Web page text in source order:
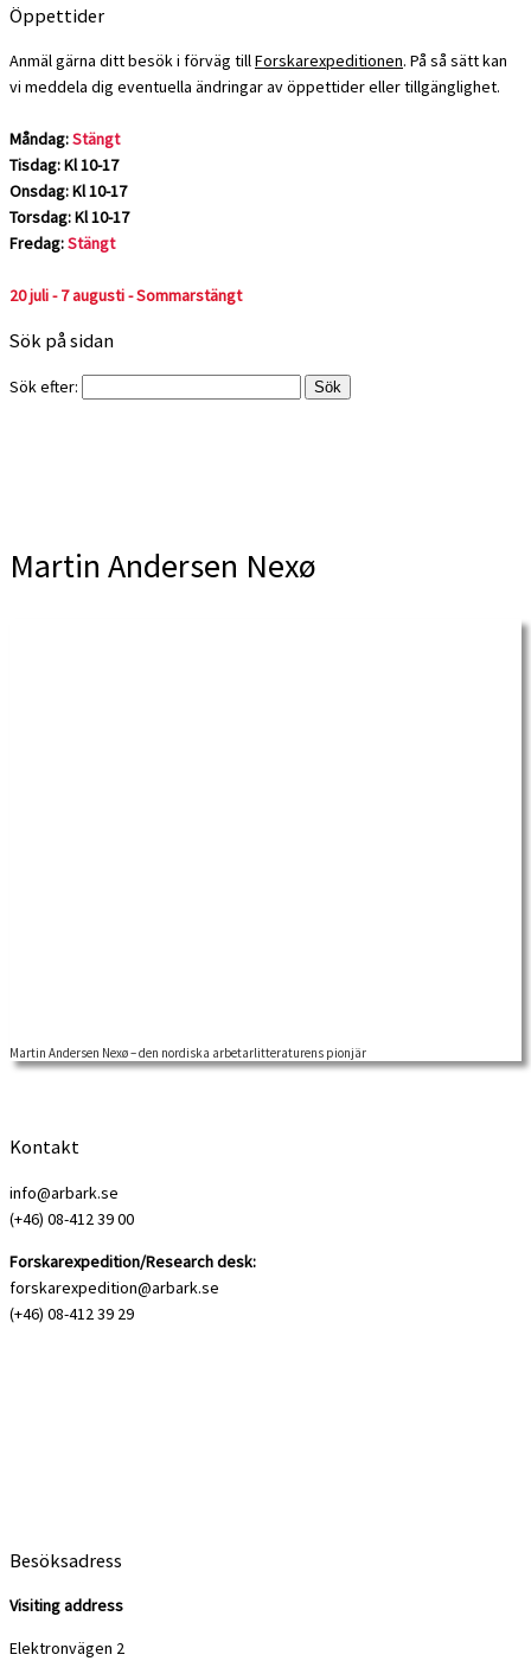
Öppettider
Anmäl gärna ditt besök i förväg tillForskarexpeditionen. På så sätt kan
vi meddela dig eventuella ändringar av öppettider eller tillgänglighet.
Måndag:Stängt
Tisdag: Kl 10-17
Onsdag: Kl 10-17
Torsdag: Kl 10-17
Fredag:Stängt
20 juli - 7 augusti - Sommarstängt
Sök på sidan
Sök efter:
Martin Andersen Nexø
Möt Per-Olof Mattsson som porträtterar författaren Den danske författaren
Martin Andersen Nexø – den nordiska arbetarlitteraturens pionjär
Kontakt
info@arbark.se
(+46) 08-412 39 00
Forskarexpedition/Research desk:
forskarexpedition@arbark.se
(+46) 08-412 39 29
Besöksadress
Visiting address
Elektronvägen 2